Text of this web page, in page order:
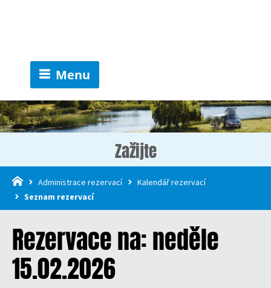
Menu
Zažijte
Administrace rezervací
Kalendář rezervací
Seznam rezervací
Rezervace na: neděle
15.02.2026